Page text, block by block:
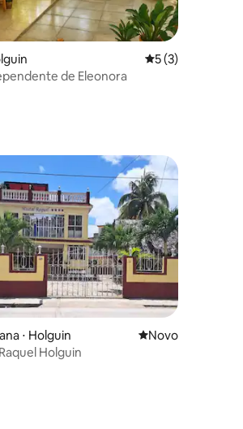
de 5, 8 avaliações
5 de uma
5 (3)
de Eleonora
de 5, 5 avaliações
⋅ Holguin Novo lugar para
Novo
Holguin